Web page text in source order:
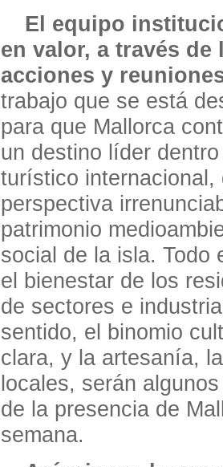
El equipo
en valor, a través de
acciones y
trabajo que se está
para que Mallorca
un destino líder
turístico internacional,
perspectiva
patrimonio
social de la isla. Todo
el bienestar de los
de sectores e
sentido, el binomio
clara, y la artesanía,
locales, serán
de la presencia de
semana.